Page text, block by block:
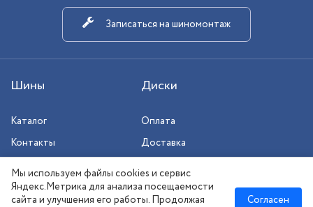
Шины Диски
Каталог
Контакты
Оплата
Доставка
Сезонное хранение
Записаться на шиномонтаж
Мы используем файлы cookies и сервис
Яндекс.Метрика для анализа посещаемости
сайта и улучшения его работы. Продолжая
Согласен